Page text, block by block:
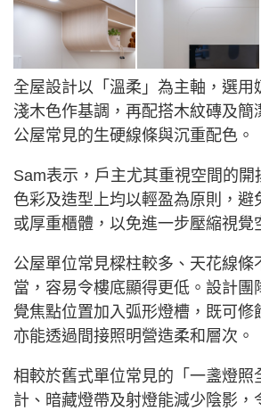
全屋設計以「溫柔」為主軸，選用
淺木色作基調，再配搭木紋磚及簡
公屋常見的生硬線條與沉重配色。
Sam表示，戶主尤其重視空間的開
色彩及造型上均以輕盈為原則，避
或厚重櫃體，以免進一步壓縮視覺
公屋單位常見樑柱較多、天花線條
當，容易令樓底顯得更低。設計團
覺焦點位置加入弧形燈槽，既可修
亦能透過間接照明營造柔和層次。
相較於舊式單位常見的「一盞燈照
計、暗藏燈帶及射燈能減少陰影，